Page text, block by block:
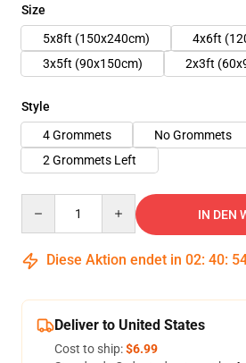
Size
5x8ft (150x240cm)
4x6ft
3x5ft (90x150cm)
2x3ft
Style
4 Grommets
No Grommets
2 Grommets Left
IN DEN
Diese Aktion endet in 02: 40:
Deliver to United States
Cost to ship:$6.99